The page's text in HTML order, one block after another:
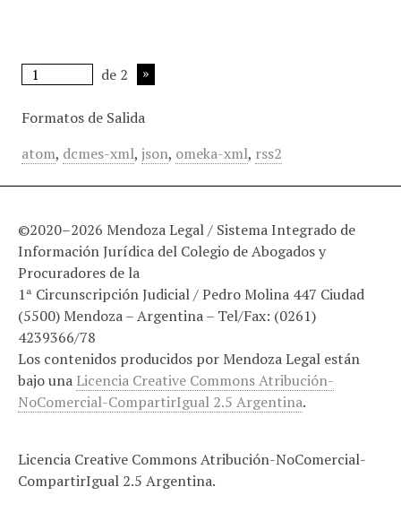
de 2
Formatos de Salida
atom, dcmes-xml, json, omeka-xml, rss2
©2020–2026 Mendoza Legal / Sistema Integrado de
Información Jurídica del Colegio de Abogados y
Procuradores de la
1ª Circunscripción Judicial / Pedro Molina 447 Ciudad
(5500) Mendoza – Argentina – Tel/Fax: (0261)
4239366/78
Los contenidos producidos por Mendoza Legal están
bajo una Licencia Creative Commons Atribución-
NoComercial-CompartirIgual 2.5 Argentina.
Licencia Creative Commons Atribución-NoComercial-
CompartirIgual 2.5 Argentina.